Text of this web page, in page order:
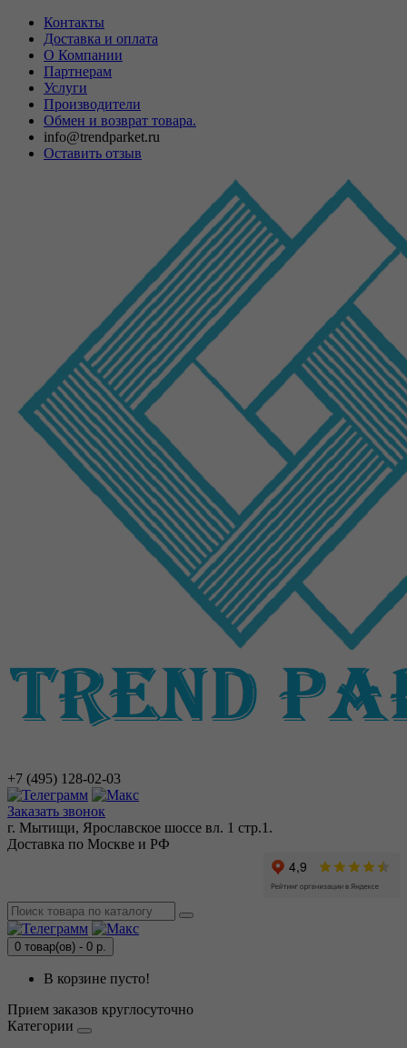
Контакты
Доставка и оплата
О Компании
Партнерам
Услуги
Производители
Обмен и возврат товара.
info@trendparket.ru
Оставить отзыв
+7 (495) 128-02-03
Заказать звонок
г. Мытищи, Ярославское шоссе вл. 1 стр.1.
Доставка по Москве и РФ
0 товар(ов) - 0 р.
В корзине пусто!
Прием заказов круглосуточно
Категории